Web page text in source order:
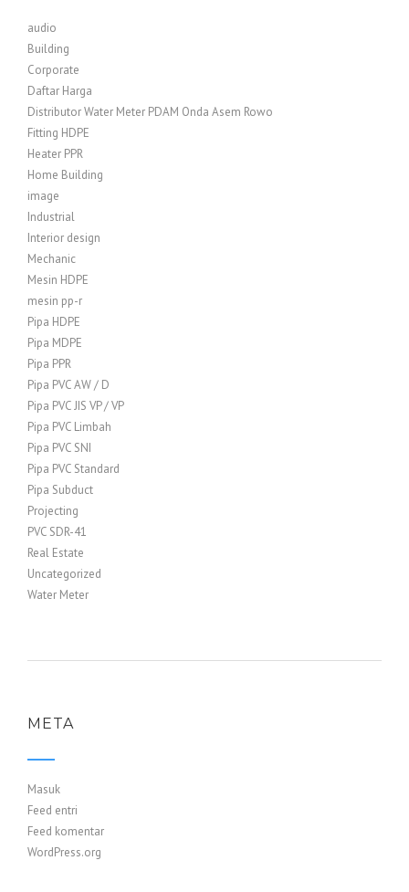
audio
Building
Corporate
Daftar Harga
Distributor Water Meter PDAM Onda Asem Rowo
Fitting HDPE
Heater PPR
Home Building
image
Industrial
Interior design
Mechanic
Mesin HDPE
mesin pp-r
Pipa HDPE
Pipa MDPE
Pipa PPR
Pipa PVC AW / D
Pipa PVC JIS VP / VP
Pipa PVC Limbah
Pipa PVC SNI
Pipa PVC Standard
Pipa Subduct
Projecting
PVC SDR-41
Real Estate
Uncategorized
Water Meter
META
Masuk
Feed entri
Feed komentar
WordPress.org